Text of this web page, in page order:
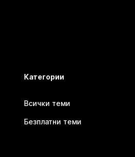
Категории
Всички теми
Безплатни теми